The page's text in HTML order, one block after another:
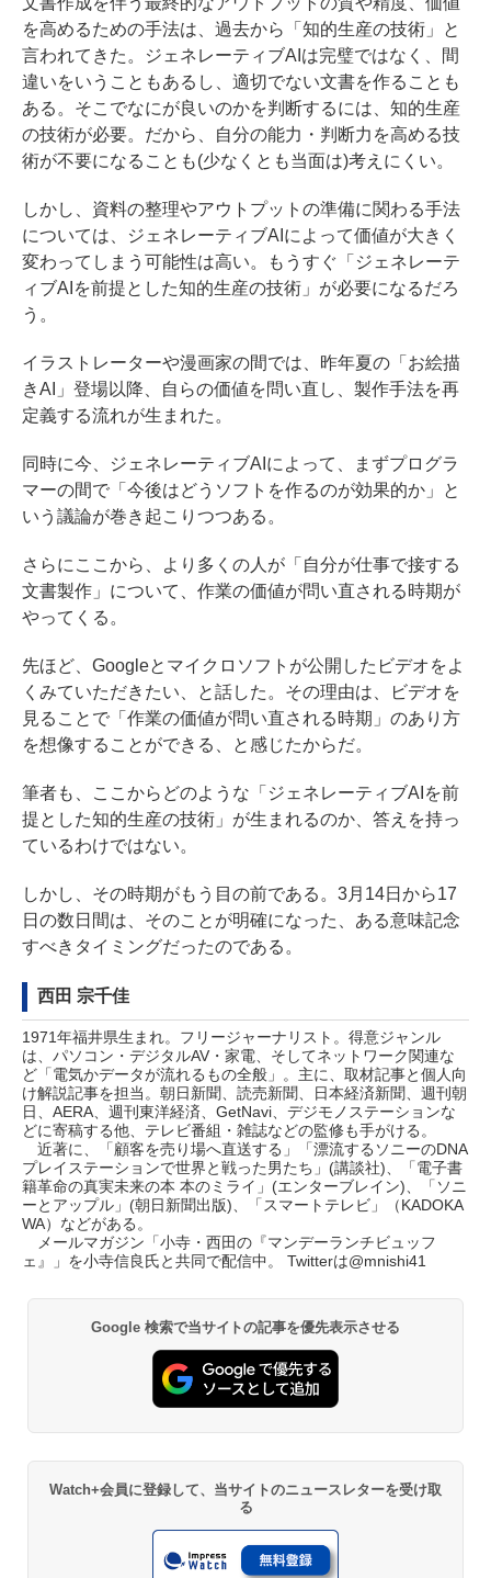
を高めるための手法は、過去から「知的生産の技術」と
言われてきた。ジェネレーティブAIは完璧ではなく、間
違いをいうこともあるし、適切でない文書を作ることも
ある。そこでなにが良いのかを判断するには、知的生産
の技術が必要。だから、自分の能力・判断力を高める技
術が不要になることも(少なくとも当面は)考えにくい。
しかし、資料の整理やアウトプットの準備に関わる手法
については、ジェネレーティブAIによって価値が大きく
変わってしまう可能性は高い。もうすぐ「ジェネレーテ
ィブAIを前提とした知的生産の技術」が必要になるだろ
う。
イラストレーターや漫画家の間では、昨年夏の「お絵描
きAI」登場以降、自らの価値を問い直し、製作手法を再
定義する流れが生まれた。
同時に今、ジェネレーティブAIによって、まずプログラ
マーの間で「今後はどうソフトを作るのが効果的か」と
いう議論が巻き起こりつつある。
さらにここから、より多くの人が「自分が仕事で接する
文書製作」について、作業の価値が問い直される時期が
やってくる。
先ほど、Googleとマイクロソフトが公開したビデオをよ
くみていただきたい、と話した。その理由は、ビデオを
見ることで「作業の価値が問い直される時期」のあり方
を想像することができる、と感じたからだ。
筆者も、ここからどのような「ジェネレーティブAIを前
提とした知的生産の技術」が生まれるのか、答えを持っ
ているわけではない。
しかし、その時期がもう目の前である。3月14日から17
日の数日間は、そのことが明確になった、ある意味記念
すべきタイミングだったのである。
西田 宗千佳
1971年福井県生まれ。フリージャーナリスト。得意ジャンル
は、パソコン・デジタルAV・家電、そしてネットワーク関連な
ど「電気かデータが流れるもの全般」。主に、取材記事と個人向
け解説記事を担当。朝日新聞、読売新聞、日本経済新聞、週刊朝
日、AERA、週刊東洋経済、GetNavi、デジモノステーションな
どに寄稿する他、テレビ番組・雑誌などの監修も手がける。
近著に、「顧客を売り場へ直送する」「漂流するソニーのDNA
プレイステーションで世界と戦った男たち」(講談社)、「電子書
籍革命の真実未来の本 本のミライ」(エンターブレイン)、「ソニ
ーとアップル」(朝日新聞出版)、「スマートテレビ」（KADOKA
WA）などがある。
メールマガジン「小寺・西田の『マンデーランチビュッフ
ェ』
」を小寺信良氏と共同で配信中。 Twitterは@mnishi41
Google 検索で当サイトの記事を優先表示させる
Watch+会員に登録して、当サイトのニュースレターを受け取
る